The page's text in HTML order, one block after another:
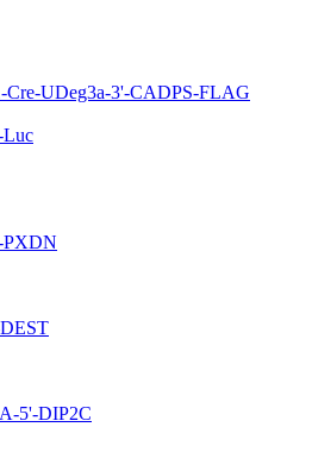
UDeg3a-3'-CADPS-FLAG
Luc
5'-DIP2C